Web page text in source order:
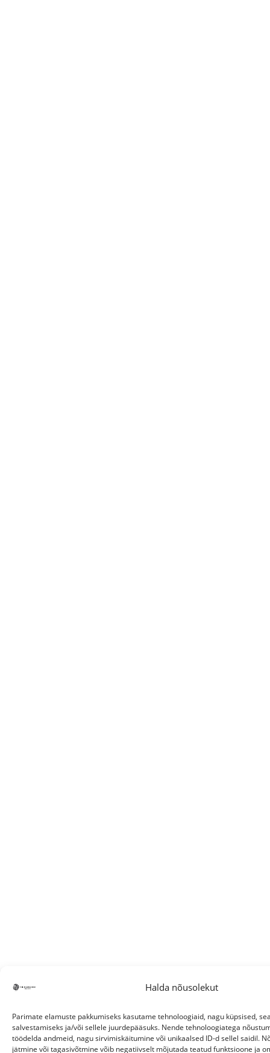
Halda nõusolekut
Parimate elamuste pakkumiseks kasutame tehnoloogiaid, nagu küpsised,
salvestamiseks ja/või sellele juurdepääsuks. Nende tehnoloogiatega
töödelda andmeid, nagu sirvimiskäitumine või unikaalsed ID-d sellel saidil.
jätmine või tagasivõtmine võib negatiivselt mõjutada teatud funktsioone ja